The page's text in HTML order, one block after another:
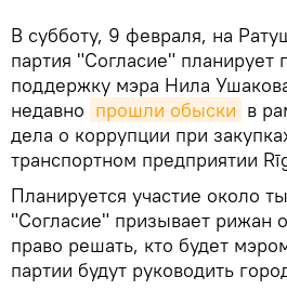
В субботу, 9 февраля, на
партия "Согласие" планирует
поддержку мэра Нила
недавно прошли обыски в
дела о коррупции при
транспортном предприятии
Планируется участие около
"Согласие" призывает рижан
право решать, кто будет
партии будут руководить